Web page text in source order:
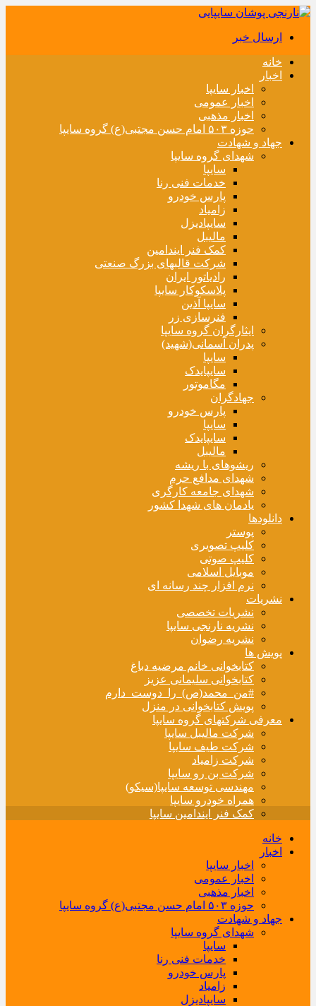
ارسال خبر
خانه
اخبار
اخبار سایپا
اخبار عمومی
اخبار مذهبی
حوزه ۵۰۳ امام حسن مجتبی(ع) گروه سایپا
جهاد و شهادت
شهدای گروه سایپا
سایپا
خدمات فنی رنا
پارس خودرو
زامیاد
سایپادیزل
مالیبل
کمک فنر ایندامین
شرکت قالبهای بزرگ صنعتی
رادیاتور ایران
پلاسکوکار سایپا
سایپا آذین
فنرسازی زر
ایثارگران گروه سایپا
پدران آسمانی(شهید)
سایپا
سایپایدک
مگاموتور
جهادگران
پارس خودرو
سایپا
سایپایدک
مالیبل
ریشوهای با ریشه
شهدای مدافع حرم
شهدای جامعه کارگری
یادمان های شهدا کشور
دانلودها
پوستر
کلیپ تصویری
کلیپ صوتی
موبایل اسلامی
نرم افزار چند رسانه ای
نشریات
نشریات تخصصی
نشریه نارنجی سایپا
نشریه رضوان
پویش ها
کتابخوانی خانم مرضیه دباغ
کتابخوانی سلیمانی عزیز
#من_محمد(ص)_را_دوست_دارم
پویش کتابخوانی در منزل
معرفی شرکتهای گروه سایپا
شرکت مالیبل سایپا
شرکت طیف سایپا
شرکت زامیاد
شرکت بن رو سایپا
مهندسی توسعه سایپا(سیکو)
همراه خودرو سایپا
کمک فنر ایندامین سایپا
خانه
اخبار
اخبار سایپا
اخبار عمومی
اخبار مذهبی
حوزه ۵۰۳ امام حسن مجتبی(ع) گروه سایپا
جهاد و شهادت
شهدای گروه سایپا
سایپا
خدمات فنی رنا
پارس خودرو
زامیاد
سایپادیزل